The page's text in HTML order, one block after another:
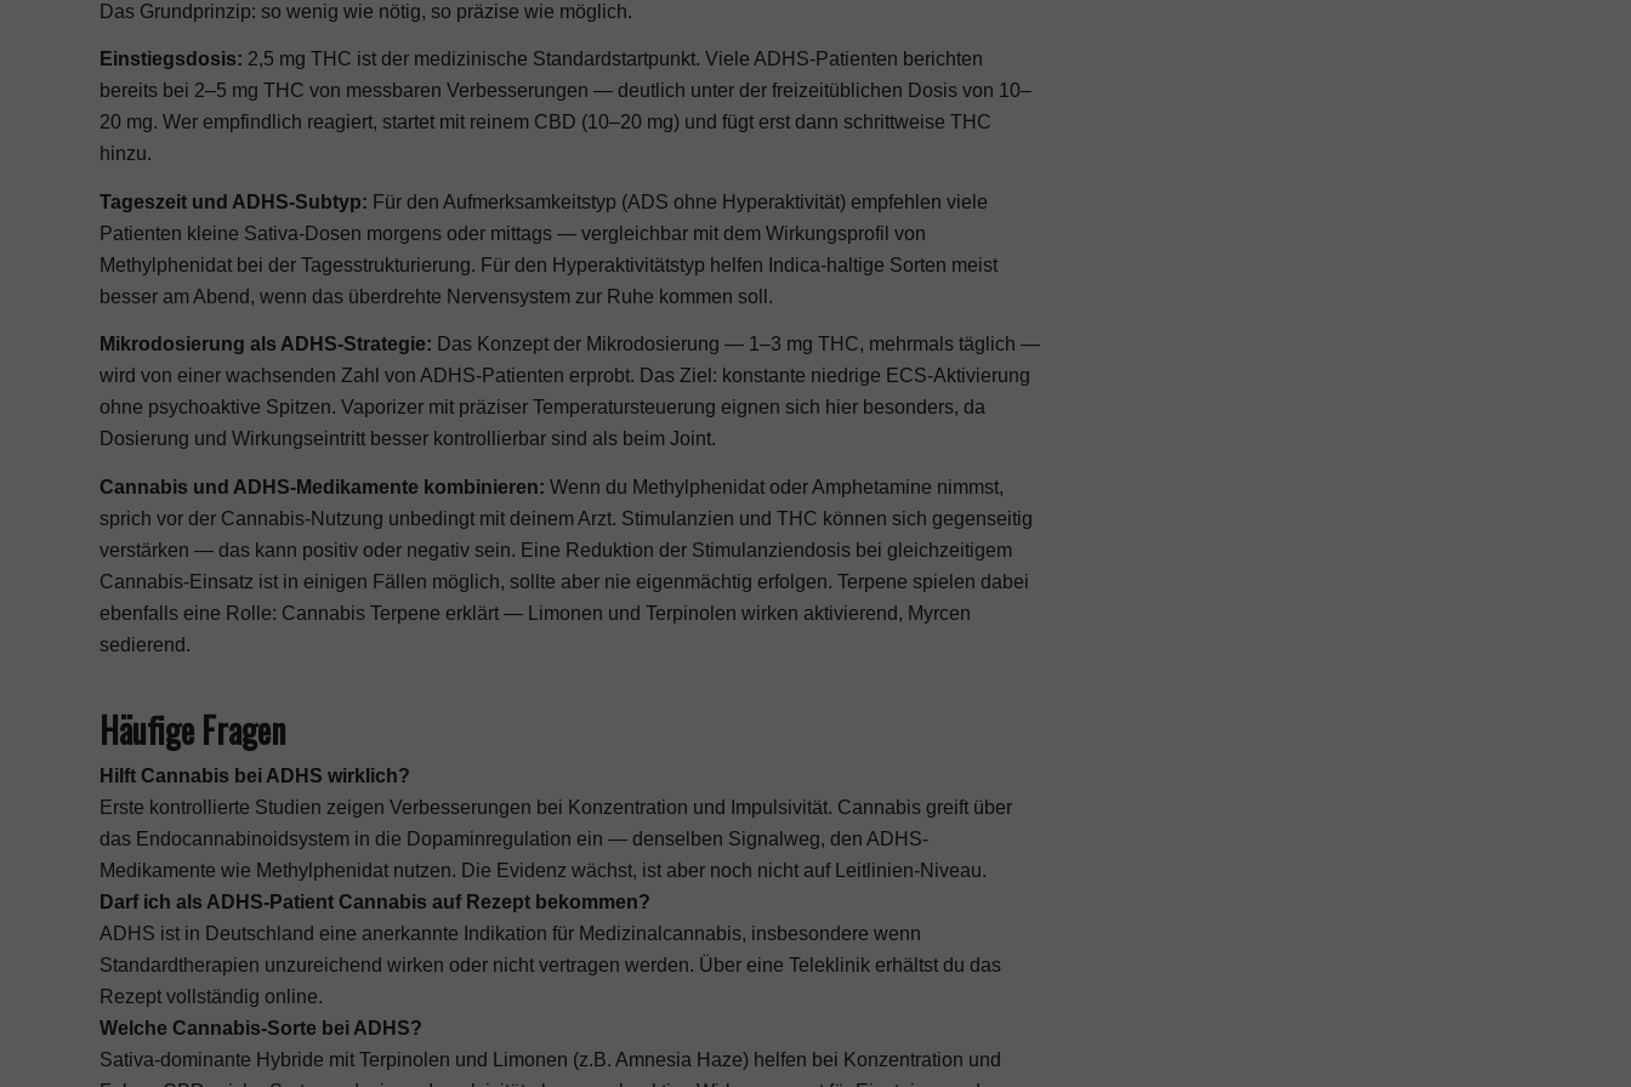
Das Grundprinzip: so wenig wie nötig, so präzise wie möglich.
Einstiegsdosis: 2,5 mg THC ist der medizinische Standardstartpunkt. Viele ADHS-Patienten berichten
bereits bei 2–5 mg THC von messbaren Verbesserungen — deutlich unter der freizeitüblichen Dosis von 10–
20 mg. Wer empfindlich reagiert, startet mit reinem CBD (10–20 mg) und fügt erst dann schrittweise THC
hinzu.
Tageszeit und ADHS-Subtyp: Für den Aufmerksamkeitstyp (ADS ohne Hyperaktivität) empfehlen viele
Patienten kleine Sativa-Dosen morgens oder mittags — vergleichbar mit dem Wirkungsprofil von
Methylphenidat bei der Tagesstrukturierung. Für den Hyperaktivitätstyp helfen Indica-haltige Sorten meist
besser am Abend, wenn das überdrehte Nervensystem zur Ruhe kommen soll.
Mikrodosierung als ADHS-Strategie: Das Konzept der Mikrodosierung — 1–3 mg THC, mehrmals täglich —
wird von einer wachsenden Zahl von ADHS-Patienten erprobt. Das Ziel: konstante niedrige ECS-Aktivierung
ohne psychoaktive Spitzen. Vaporizer mit präziser Temperatursteuerung eignen sich hier besonders, da
Dosierung und Wirkungseintritt besser kontrollierbar sind als beim Joint.
Cannabis und ADHS-Medikamente kombinieren: Wenn du Methylphenidat oder Amphetamine nimmst,
sprich vor der Cannabis-Nutzung unbedingt mit deinem Arzt. Stimulanzien und THC können sich gegenseitig
verstärken — das kann positiv oder negativ sein. Eine Reduktion der Stimulanziendosis bei gleichzeitigem
Cannabis-Einsatz ist in einigen Fällen möglich, sollte aber nie eigenmächtig erfolgen. Terpene spielen dabei
ebenfalls eine Rolle: Cannabis Terpene erklärt — Limonen und Terpinolen wirken aktivierend, Myrcen
sedierend.
Häufige Fragen
Hilft Cannabis bei ADHS wirklich?
Erste kontrollierte Studien zeigen Verbesserungen bei Konzentration und Impulsivität. Cannabis greift über
das Endocannabinoidsystem in die Dopaminregulation ein — denselben Signalweg, den ADHS-
Medikamente wie Methylphenidat nutzen. Die Evidenz wächst, ist aber noch nicht auf Leitlinien-Niveau.
Darf ich als ADHS-Patient Cannabis auf Rezept bekommen?
ADHS ist in Deutschland eine anerkannte Indikation für Medizinalcannabis, insbesondere wenn
Standardtherapien unzureichend wirken oder nicht vertragen werden. Über eine Teleklinik erhältst du das
Rezept vollständig online.
Welche Cannabis-Sorte bei ADHS?
Sativa-dominante Hybride mit Terpinolen und Limonen (z.B. Amnesia Haze) helfen bei Konzentration und